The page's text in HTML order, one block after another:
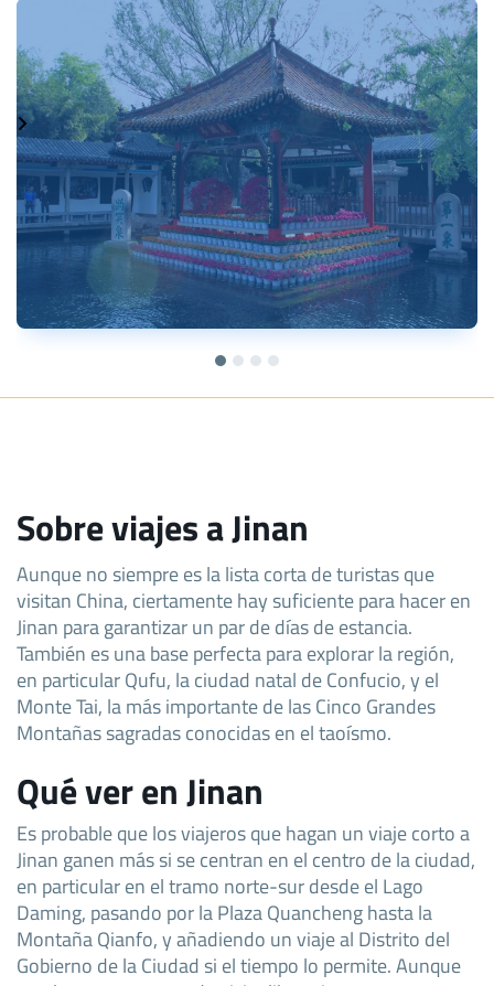
Sobre viajes a Jinan
Aunque no siempre es la lista corta de turistas que
visitan China, ciertamente hay suficiente para hacer en
Jinan para garantizar un par de días de estancia.
También es una base perfecta para explorar la región,
en particular Qufu, la ciudad natal de Confucio, y el
Monte Tai, la más importante de las Cinco Grandes
Montañas sagradas conocidas en el taoísmo.
Qué ver en Jinan
Es probable que los viajeros que hagan un viaje corto a
Jinan ganen más si se centran en el centro de la ciudad,
en particular en el tramo norte-sur desde el Lago
Daming, pasando por la Plaza Quancheng hasta la
Montaña Qianfo, y añadiendo un viaje al Distrito del
Gobierno de la Ciudad si el tiempo lo permite. Aunque